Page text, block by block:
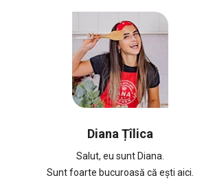
Diana Țîlica
Salut, eu sunt Diana.
Sunt foarte bucuroasă că ești aici.